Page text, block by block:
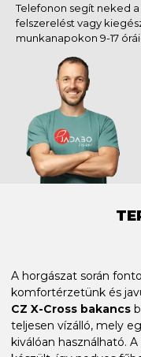
Telefonon segít neked
felszerelést vagy
munkanapokon 9-17
A horgászat során
komfortérzetünk és
CZ X-Cross bakancs
teljesen vízálló, mely
kiválóan használható.